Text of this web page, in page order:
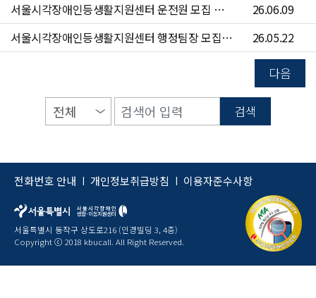
서울시각장애인등생활지원센터 운전원 모집 공고(~6/24)
26.06.09
서울시각장애인등생활지원센터 행정팀장 모집 공고(~6/7)
26.05.22
다음
검색
전화번호 안내 | 개인정보취급방침 | 이용자준수사항
서울특별시 동작구 상도로216 (인경빌딩 3, 4층)
Copyright ⓒ 2018 kbucall. All Right Reserved.